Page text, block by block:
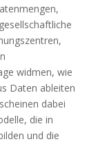
widmen, wie
Daten ableiten
dabei
die in
und die